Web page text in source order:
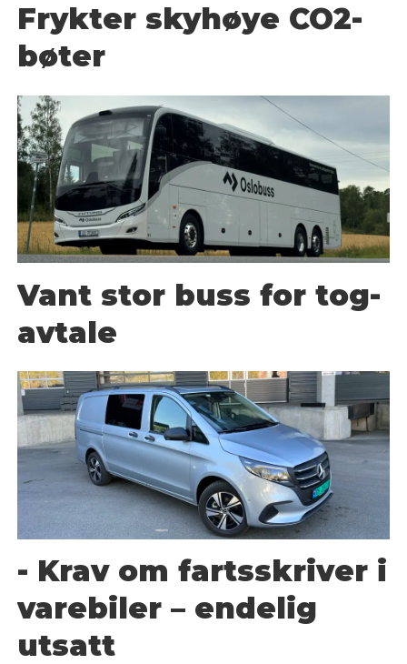
Frykter skyhøye CO2-
bøter
Vant stor buss for tog-
avtale
- Krav om fartsskriver i
varebiler – endelig
utsatt